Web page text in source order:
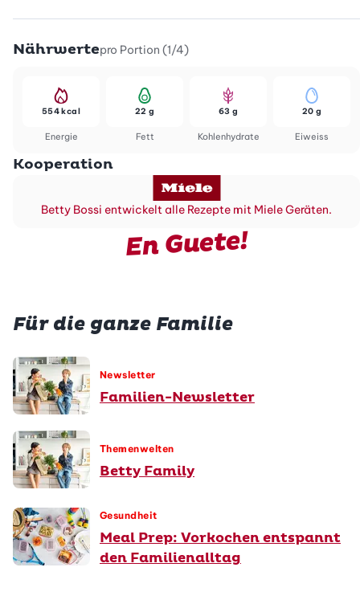
Nährwertepro Portion (1/4)
Energie
554 kcal
Fett
22 g
Kohlenhydrate
63 g
Eiweiss
20 g
Kooperation
Betty Bossi entwickelt alle Rezepte mit Miele Geräten.
En Guete!
Für die ganze Familie
Newsletter
Familien-Newsletter
Themenwelten
Betty Family
Gesundheit
Meal Prep: Vorkochen entspannt
den Familienalltag